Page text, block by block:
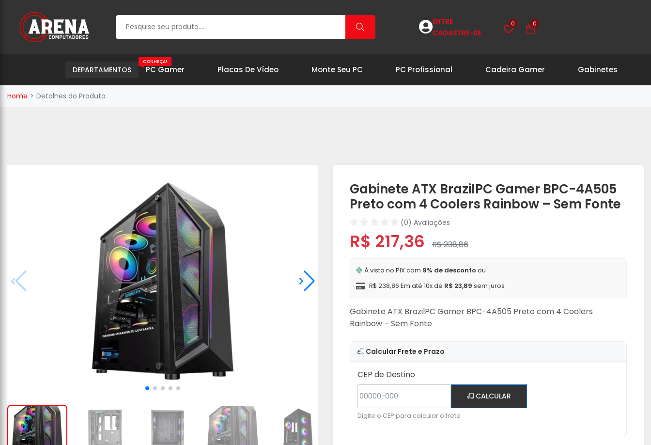
ENTRE
CADASTRE-SE
0 0
DEPARTAMENTOS PC Gamer
CONHEÇA!
Placas De Vídeo Monte Seu PC PC Profissional Cadeira Gamer Gabinetes
Home Detalhes do Produto
Gabinete ATX BrazilPC Gamer BPC-4A505
Preto com 4 Coolers Rainbow – Sem Fonte
(0) Avaliações
R$ 217,36 R$ 238,86
À vista no PIX com 9% de desconto ou
R$ 238,86 Em até 10x de R$ 23,89 sem juros
Gabinete ATX BrazilPC Gamer BPC-4A505 Preto com 4 Coolers
Rainbow – Sem Fonte
Calcular Frete e Prazo
CEP de Destino
CALCULAR
Digite o CEP para calcular o frete